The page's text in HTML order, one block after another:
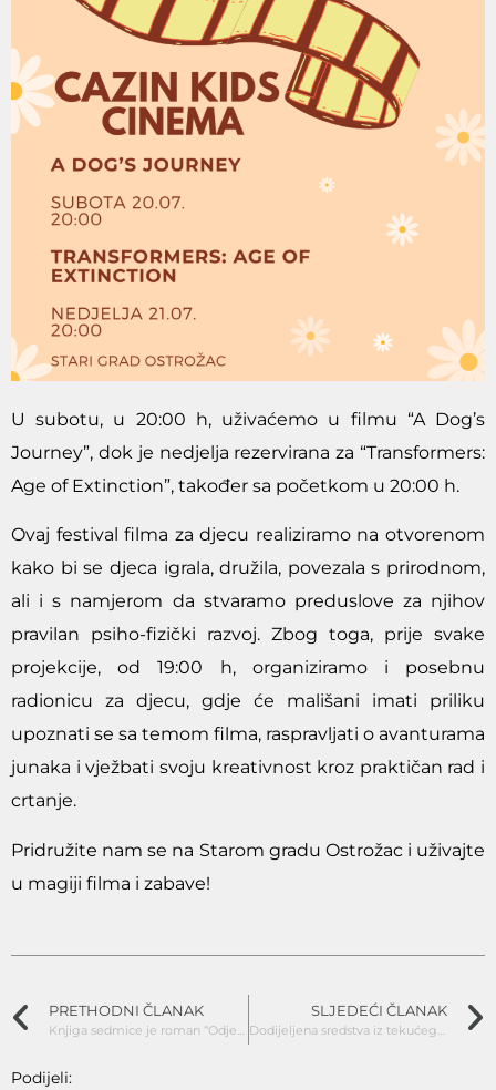
U subotu, u 20:00 h, uživaćemo u filmu “A Dog’s
Journey”, dok je nedjelja rezervirana za “Transformers:
Age of Extinction”, također sa početkom u 20:00 h.
Ovaj festival filma za djecu realiziramo na otvorenom
kako bi se djeca igrala, družila, povezala s prirodnom,
ali i s namjerom da stvaramo preduslove za njihov
pravilan psiho-fizički razvoj. Zbog toga, prije svake
projekcije, od 19:00 h, organiziramo i posebnu
radionicu za djecu, gdje će mališani imati priliku
upoznati se sa temom filma, raspravljati o avanturama
junaka i vježbati svoju kreativnost kroz praktičan rad i
crtanje.
Pridružite nam se na Starom gradu Ostrožac i uživajte
u magiji filma i zabave!
PRETHODNI ČLANAK
Knjiga sedmice je roman “Odjednom majka”, autorice Rowan Coleman.
SLJEDEĆI ČLANAK
Dodijeljena sredstva iz tekućeg granta za kulturu i turizam CKT-a
Podijeli: